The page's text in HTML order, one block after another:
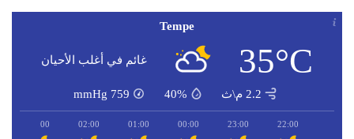
Tempe
35°C غائم في أغلب الأحيان
2.2 م\ث 40%
759
mmHg
22:00
23:00
00:00
01:00
02:00
03:00